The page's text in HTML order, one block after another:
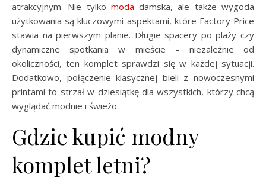
atrakcyjnym. Nie tylko moda damska, ale także wygoda
użytkowania są kluczowymi aspektami, które Factory Price
stawia na pierwszym planie. Długie spacery po plaży czy
dynamiczne spotkania w mieście – niezależnie od
okoliczności, ten komplet sprawdzi się w każdej sytuacji.
Dodatkowo, połączenie klasycznej bieli z nowoczesnymi
printami to strzał w dziesiątkę dla wszystkich, którzy chcą
wyglądać modnie i świeżo.
Gdzie kupić modny
komplet letni?